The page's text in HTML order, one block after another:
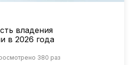
владения
в 2026 года
380 раз